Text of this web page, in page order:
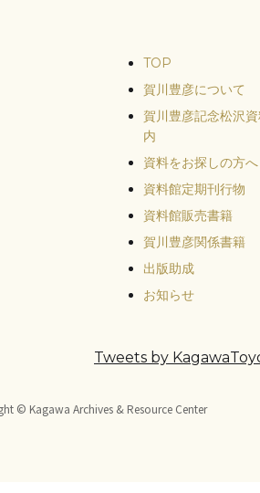
TOP
賀川豊彦について
賀川豊彦記念松沢
内
資料をお探しの方へ
資料館定期刊行物
資料館販売書籍
賀川豊彦関係書籍
出版助成
お知らせ
Tweets by
© Kagawa Archives & Resource Center